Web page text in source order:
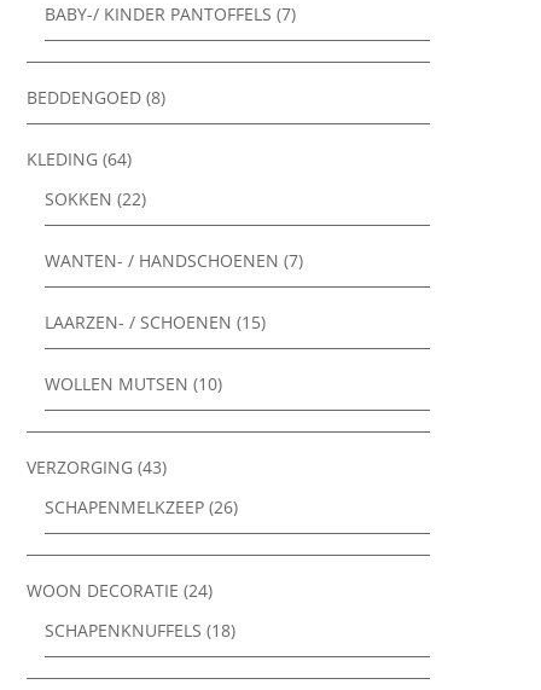
BABY-/ KINDER PANTOFFELS (7)
BEDDENGOED (8)
KLEDING (64)
SOKKEN (22)
WANTEN- / HANDSCHOENEN (7)
LAARZEN- / SCHOENEN (15)
WOLLEN MUTSEN (10)
VERZORGING (43)
SCHAPENMELKZEEP (26)
WOON DECORATIE (24)
SCHAPENKNUFFELS (18)